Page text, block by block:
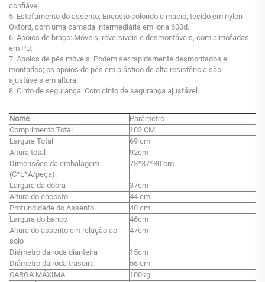
confiável.
5. Estofamento do assento: Encosto colorido e macio, tecido em nylon
Oxford, com uma camada intermediária em lona 600d.
6. Apoios de braço: Móveis, reversíveis e desmontáveis, com almofadas
em PU.
7. Apoios de pés móveis: Podem ser rapidamente desmontados e
montados; os apoios de pés em plástico de alta resistência são
ajustáveis em altura.
8. Cinto de segurança: Com cinto de segurança ajustável.
Nome
Parâmetro
Comprimento Total
102 CM
Largura Total
69 cm
Altura total
92cm
Dimensões da embalagem
(C*L*A/peça).
73*37*80 cm
Largura da dobra
37cm
Altura do encosto
44 cm
Profundidade do Assento
40 cm
Largura do banco
46cm
Altura do assento em relação ao
solo
47cm
Diâmetro da roda dianteira
15cm
Diâmetro da roda traseira
56 cm
CARGA MÁXIMA
100kg